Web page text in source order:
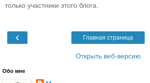
только участники этого блога.
‹ Главная страница
Открыть веб-версию
Обо мне